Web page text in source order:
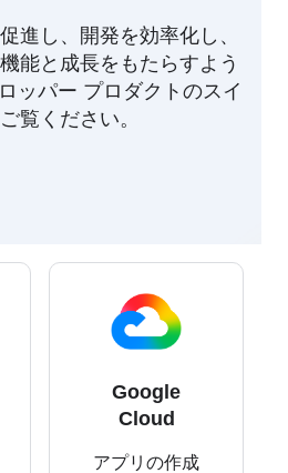
進し、開発を効率化し、
能と成長をもたらすよう
ッパー プロダクトのスイ
覧ください。
Google
Cloud
アプリの作成